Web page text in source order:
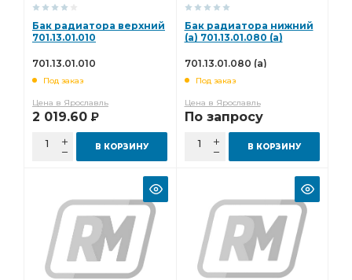
Бак радиатора верхний
701.13.01.010
701.13.01.010
Под заказ
Цена в Ярославль
2 019.60 Р
В КОРЗИНУ
Бак радиатора нижний
(а) 701.13.01.080 (а)
701.13.01.080 (а)
Под заказ
Цена в Ярославль
По запросу
В КОРЗИНУ